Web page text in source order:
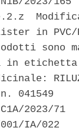
in PVC/
sono
in
041549
2023/71
IA/022